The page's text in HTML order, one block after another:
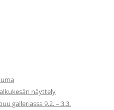
näyttely
galleriassa 9.2. – 3.3.